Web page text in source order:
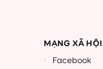
MẠNG XÃ HỘI
Facebook